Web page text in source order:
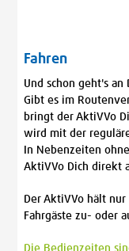
Fahren
Und schon geht's an
Gibt es im
bringt der AktiVVo
wird mit der
In Nebenzeiten
AktiVVo Dich direkt
Der AktiVVo hält
Fahrgäste zu- oder
Die Bedienzeiten